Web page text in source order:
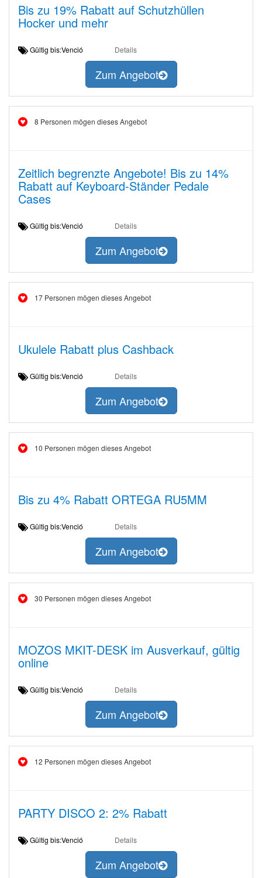
Bis zu 19% Rabatt auf Schutzhüllen
Hocker und mehr
Gültig bis:Venció Details
Zum Angebot
8 Personen mögen dieses Angebot
Zeitlich begrenzte Angebote! Bis zu 14%
Rabatt auf Keyboard-Ständer Pedale
Cases
Gültig bis:Venció Details
Zum Angebot
17 Personen mögen dieses Angebot
Ukulele Rabatt plus Cashback
Gültig bis:Venció Details
Zum Angebot
10 Personen mögen dieses Angebot
Bis zu 4% Rabatt ORTEGA RU5MM
Gültig bis:Venció Details
Zum Angebot
30 Personen mögen dieses Angebot
MOZOS MKIT-DESK im Ausverkauf, gültig
online
Gültig bis:Venció Details
Zum Angebot
12 Personen mögen dieses Angebot
PARTY DISCO 2: 2% Rabatt
Gültig bis:Venció Details
Zum Angebot